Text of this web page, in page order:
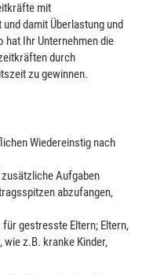
mit
damit Überlastung und
Ihr Unternehmen die
durch
zu gewinnen.
Wiedereinstig nach
Aufgaben
abzufangen,
gestresste Eltern; Eltern,
z.B. kranke Kinder,